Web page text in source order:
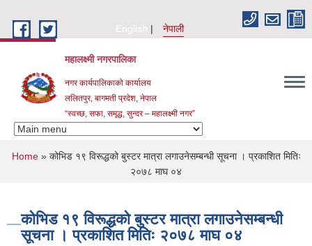
English
नेपाली
महालक्ष्मी नगरपालिका
नगर कार्यपालिकाको कार्यालय
ललितपुर, बागमती प्रदेश, नेपाल
“स्वच्छ, सफा, समृद्ध, सुन्दर – महालक्ष्मी नगर”
You are here
Home» कोभिड १९ विरूद्धको बुस्टर मात्रा लगाउनेसम्बन्धी सूचना । प्रकाशित मितिः
२०७८ माघ ०४
कोभिड १९ विरूद्धको बुस्टर मात्रा लगाउनेसम्बन्धी
सूचना । प्रकाशित मितिः २०७८ माघ ०४